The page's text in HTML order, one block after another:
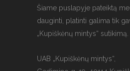
Šiame puslapyje pateiktą
dauginti, platinti galima tik
„Kupiškėnų mintys“ sutikimą.
UAB „Kupiškėnų mintys“,